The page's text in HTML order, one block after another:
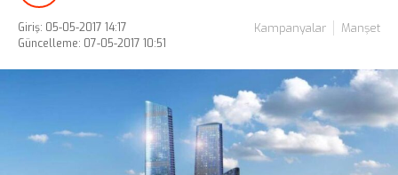
Giriş: 05-05-2017 14:17
Güncelleme: 07-05-2017 10:51
Kampanyalar Manşet